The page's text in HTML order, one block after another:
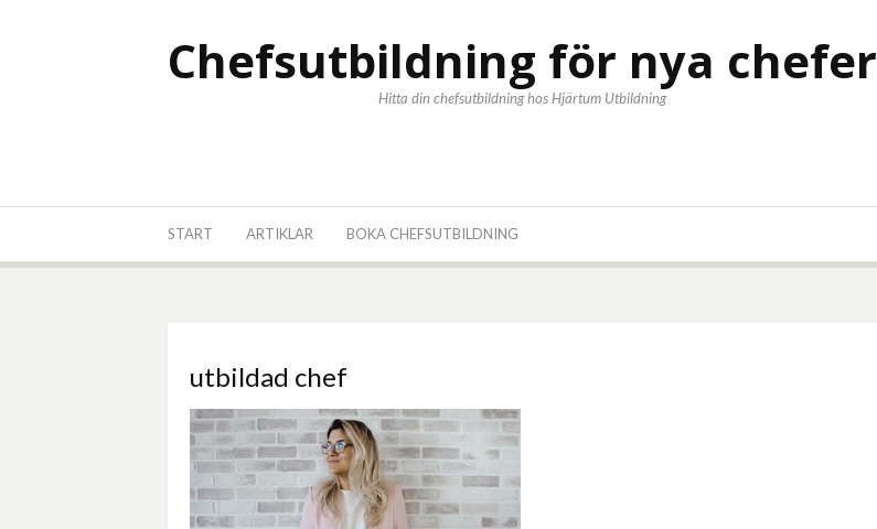
Chefsutbildning för nya chefer
Hitta din chefsutbildning hos Hjärtum Utbildning
START ARTIKLAR BOKA CHEFSUTBILDNING
utbildad chef